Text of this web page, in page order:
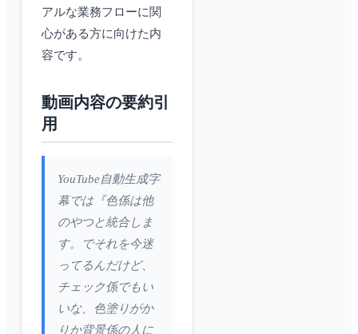
アルな業務フローに関
心がある方に向けた内
容です。
動画内容の要約引
用
YouTube自動生成字
幕では『色係は他
のやつと統合しま
す。でそれを今迷
ってるんだけど、
チェック係でもい
いな、色塗りがか
りか背景係の人に